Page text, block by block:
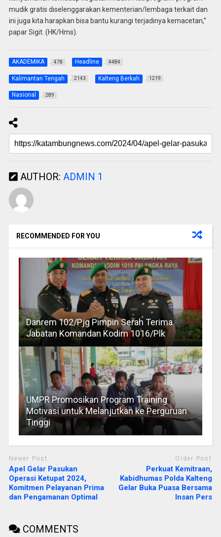
mudik gratis diselenggarakan kementerian/lembaga terkait dan
ini juga kita harapkan bisa bantu kurangi terjadinya kemacetan,”
papar Sigit. (HK/Hms).
AKADEMIKA 478 Headline 4484
Kalimantan Tengah 2143 Kalteng Berkah 1219
Nasional 289
AUTHOR: ADMIN 1
RECOMMENDED FOR YOU
Danrem 102/Pjg Pimpin Serah Terima
Jabatan Komandan Kodim 1016/Plk
UMPR Promosikan Program Training
Motivasi untuk Melanjutkan ke Perguruan
Tinggi
Newer Post
Apel Gelar Pasukan
Operasi Ketupat 2024,
Komitmen Pelayanan Prima
dan Pengamanan Optimal
Older Post
Perkuat Kemitraan,
Kabidhumas Polda Kalteng
Gelar Buka Puasa Bersama
Insan Pers
COMMENTS